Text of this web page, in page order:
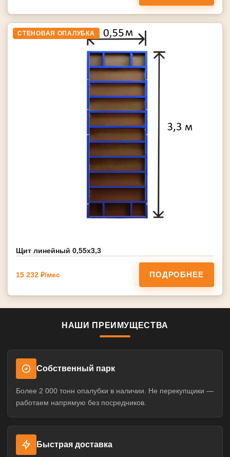
СТЕНОВАЯ ОПАЛУБКА
Щит линейный 0,55х3,3
15 232 ₽/мес ПОДРОБНЕЕ
НАШИ ПРЕИМУЩЕСТВА
Собственный парк
Более 2 000 тонн опалубки в наличии. Не перекупщики —
работаем напрямую без посредников.
Быстрая доставка